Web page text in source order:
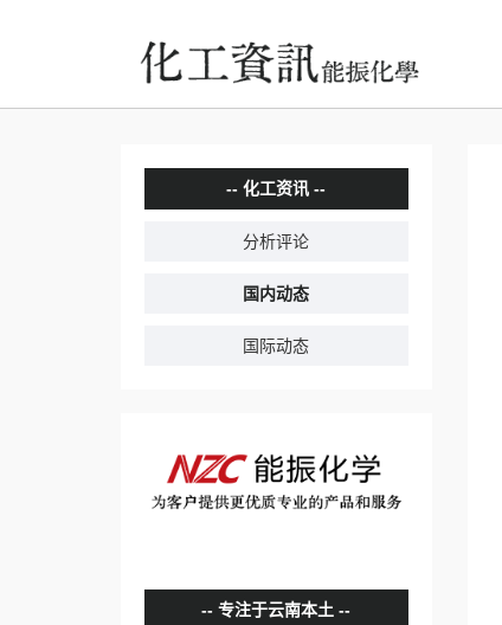
化工资讯
分析评论
国内动态
国际动态
专注于云南本土